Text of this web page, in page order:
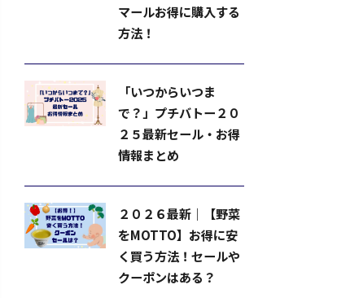
マールお得に購入する
方法！
「いつからいつま
で？」プチバトー２０
２５最新セール・お得
情報まとめ
２０２６最新｜【野菜
をMOTTO】お得に安
く買う方法！セールや
クーポンはある？